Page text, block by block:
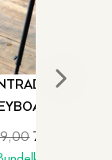
SKT-400
79,00
Next